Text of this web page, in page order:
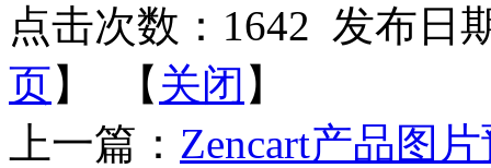
点击次数： 1642 发布日
页】 【 关闭 】
上一篇： Zencart产品图